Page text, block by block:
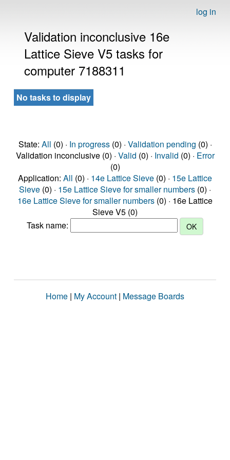
log in
Validation inconclusive 16e
Lattice Sieve V5 tasks for
computer 7188311
No tasks to display
State: All (0) · In progress(0) · Validation pending (0) ·
Validation inconclusive (0) · Valid (0) · Invalid (0) · Error
(0)
Application: All (0) · 14e Lattice Sieve (0) · 15e Lattice
Sieve (0) · 15e Lattice Sieve for smaller numbers (0) ·
16e Lattice Sieve for smaller numbers (0) · 16e Lattice
Sieve V5 (0)
Task name:
Home | My Account | Message Boards